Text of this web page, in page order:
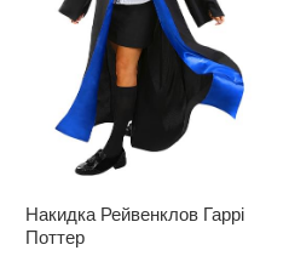
Накидка Рейвенклов Гаррі
Поттер